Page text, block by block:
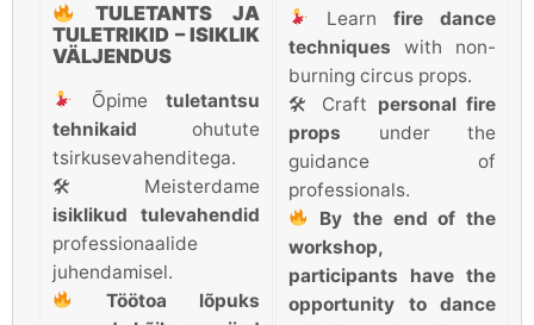
TULETANTS JA
TULETRIKID – ISIKLIK
VÄLJENDUS
Õpime tuletantsu
tehnikaid ohutute
tsirkusevahenditega.
🛠 Meisterdame
isiklikud tulevahendid
professionaalide
juhendamisel.
Töötoa lõpuks
Learn fire dance
techniques with non-
burning circus props.
🛠 Craft personal fire
props under the
guidance of
professionals.
By the end of the
workshop,
participants have the
opportunity to dance